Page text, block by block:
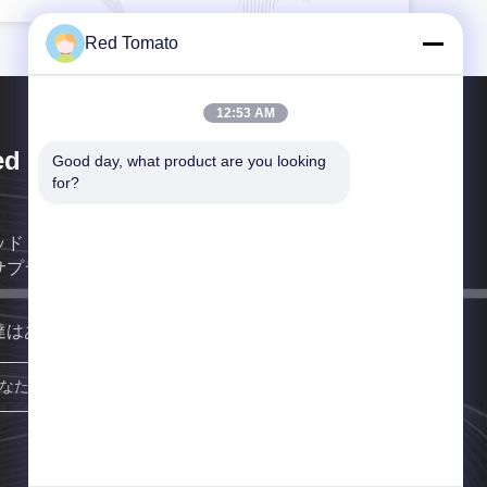
Tomato Foods Group Limited
ドトマト食品グループ・リミテッドは中国のプロ
プライヤーです
はあなたにできるだけ早く戻る。
Red Tomato
12:53 AM
Good day, what product are you looking
for?